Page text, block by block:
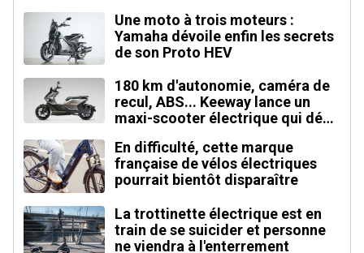
Une moto à trois moteurs :
Yamaha dévoile enfin les secrets
de son Proto HEV
180 km d'autonomie, caméra de
recul, ABS... Keeway lance un
maxi-scooter électrique qui défie
En difficulté, cette marque
française de vélos électriques
pourrait bientôt disparaître
La trottinette électrique est en
train de se suicider et personne
ne viendra à l'enterrement